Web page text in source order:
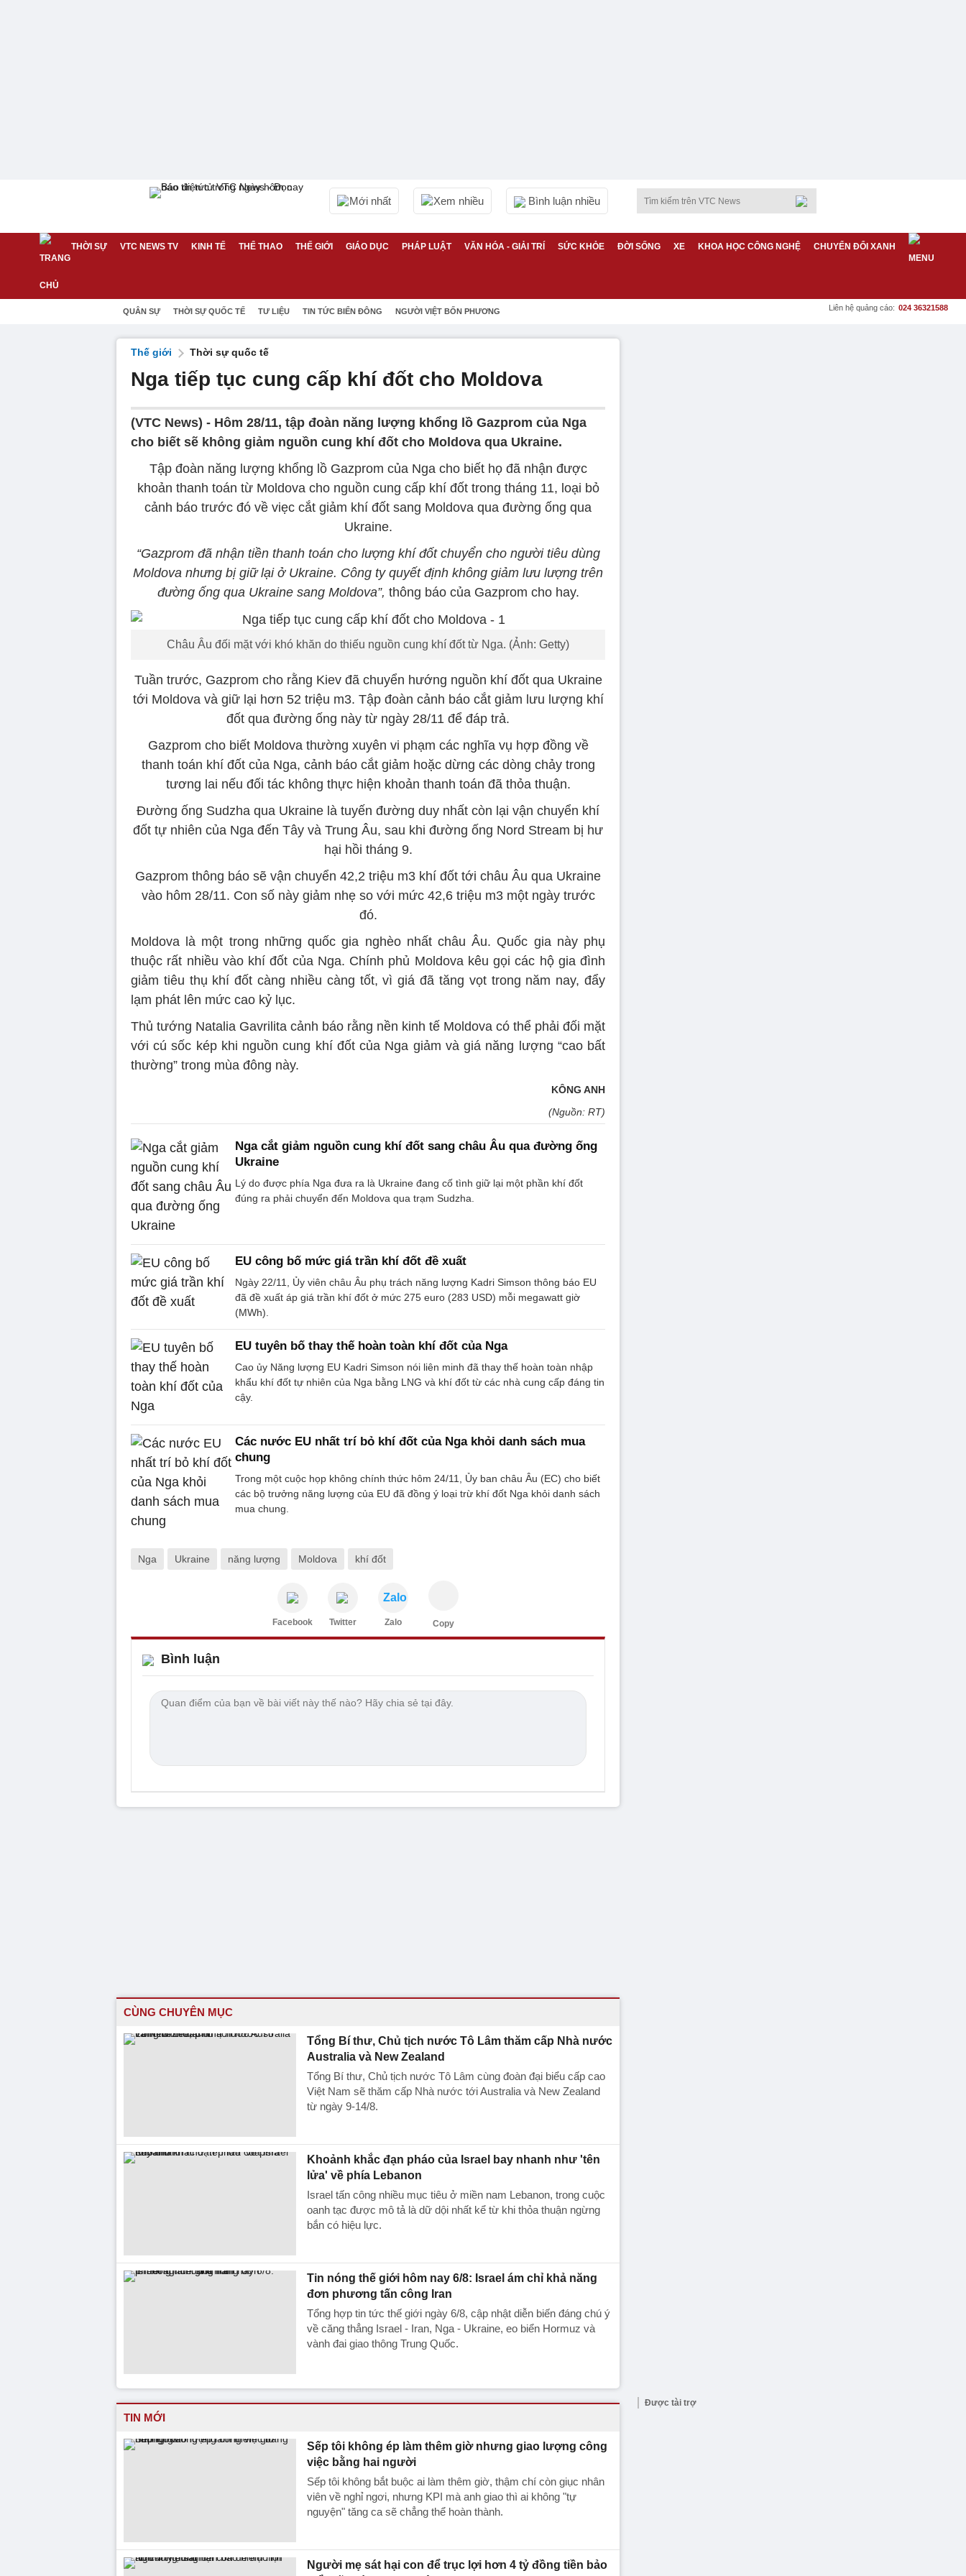
Mới nhất Xem nhiều Bình luận nhiều
THỜI SỰ VTC NEWS TV KINH TẾ THỂ THAO THẾ GIỚI GIÁO DỤC PHÁP LUẬT VĂN HÓA - GIẢI TRÍ SỨC KHỎE ĐỜI SỐNG XE KHOA HỌC CÔNG NGHỆ CHUYỂN ĐỔI XANH
QUÂN SỰ THỜI SỰ QUỐC TẾ TƯ LIỆU TIN TỨC BIỂN ĐÔNG NGƯỜI VIỆT BỐN PHƯƠNG Liên hệ quảng cáo: 024 36321588
Thế giới Thời sự quốc tế
Nga tiếp tục cung cấp khí đốt cho Moldova
(VTC News) - Hôm 28/11, tập đoàn năng lượng khổng lồ Gazprom của Nga
cho biết sẽ không giảm nguồn cung khí đốt cho Moldova qua Ukraine.
Tập đoàn năng lượng khổng lồ Gazprom của Nga cho biết họ đã nhận được
khoản thanh toán từ Moldova cho nguồn cung cấp khí đốt trong tháng 11, loại bỏ
cảnh báo trước đó về viẹc cắt giảm khí đốt sang Moldova qua đường ống qua
Ukraine.
“Gazprom đã nhận tiền thanh toán cho lượng khí đốt chuyển cho người tiêu dùng
Moldova nhưng bị giữ lại ở Ukraine. Công ty quyết định không giảm lưu lượng trên
đường ống qua Ukraine sang Moldova”, thông báo của Gazprom cho hay.
Châu Âu đối mặt với khó khăn do thiếu nguồn cung khí đốt từ Nga. (Ảnh: Getty)
Tuần trước, Gazprom cho rằng Kiev đã chuyển hướng nguồn khí đốt qua Ukraine
tới Moldova và giữ lại hơn 52 triệu m3. Tập đoàn cảnh báo cắt giảm lưu lượng khí
đốt qua đường ống này từ ngày 28/11 để đáp trả.
Gazprom cho biết Moldova thường xuyên vi phạm các nghĩa vụ hợp đồng về
thanh toán khí đốt của Nga, cảnh báo cắt giảm hoặc dừng các dòng chảy trong
tương lai nếu đối tác không thực hiện khoản thanh toán đã thỏa thuận.
Đường ống Sudzha qua Ukraine là tuyến đường duy nhất còn lại vận chuyển khí
đốt tự nhiên của Nga đến Tây và Trung Âu, sau khi đường ống Nord Stream bị hư
hại hồi tháng 9.
Gazprom thông báo sẽ vận chuyển 42,2 triệu m3 khí đốt tới châu Âu qua Ukraine
vào hôm 28/11. Con số này giảm nhẹ so với mức 42,6 triệu m3 một ngày trước
đó.
Moldova là một trong những quốc gia nghèo nhất châu Âu. Quốc gia này phụ
thuộc rất nhiều vào khí đốt của Nga. Chính phủ Moldova kêu gọi các hộ gia đình
giảm tiêu thụ khí đốt càng nhiều càng tốt, vì giá đã tăng vọt trong năm nay, đẩy
lạm phát lên mức cao kỷ lục.
Thủ tướng Natalia Gavrilita cảnh báo rằng nền kinh tế Moldova có thể phải đối mặt
với cú sốc kép khi nguồn cung khí đốt của Nga giảm và giá năng lượng “cao bất
thường” trong mùa đông này.
KÔNG ANH
(Nguồn: RT)
Nga cắt giảm nguồn cung khí đốt sang châu Âu qua đường ống
Ukraine
Lý do được phía Nga đưa ra là Ukraine đang cố tình giữ lại một phần khí đốt
đúng ra phải chuyển đến Moldova qua trạm Sudzha.
EU công bố mức giá trần khí đốt đề xuất
Ngày 22/11, Ủy viên châu Âu phụ trách năng lượng Kadri Simson thông báo EU
đã đề xuất áp giá trần khí đốt ở mức 275 euro (283 USD) mỗi megawatt giờ
(MWh).
EU tuyên bố thay thế hoàn toàn khí đốt của Nga
Cao ủy Năng lượng EU Kadri Simson nói liên minh đã thay thế hoàn toàn nhập
khẩu khí đốt tự nhiên của Nga bằng LNG và khí đốt từ các nhà cung cấp đáng tin
cậy.
Các nước EU nhất trí bỏ khí đốt của Nga khỏi danh sách mua
chung
Trong một cuộc họp không chính thức hôm 24/11, Ủy ban châu Âu (EC) cho biết
các bộ trưởng năng lượng của EU đã đồng ý loại trừ khí đốt Nga khỏi danh sách
mua chung.
Nga Ukraine năng lượng Moldova khí đốt
Facebook Twitter
Zalo
Zalo Copy
Bình luận
CÙNG CHUYÊN MỤC
Tổng Bí thư, Chủ tịch nước Tô Lâm thăm cấp Nhà nước
Australia và New Zealand
Tổng Bí thư, Chủ tịch nước Tô Lâm cùng đoàn đại biểu cấp cao
Việt Nam sẽ thăm cấp Nhà nước tới Australia và New Zealand
từ ngày 9-14/8.
Khoảnh khắc đạn pháo của Israel bay nhanh như 'tên
lửa' về phía Lebanon
Israel tấn công nhiều mục tiêu ở miền nam Lebanon, trong cuộc
oanh tạc được mô tả là dữ dội nhất kể từ khi thỏa thuận ngừng
bắn có hiệu lực.
Tin nóng thế giới hôm nay 6/8: Israel ám chỉ khả năng
đơn phương tấn công Iran
Tổng hợp tin tức thế giới ngày 6/8, cập nhật diễn biến đáng chú ý
về căng thẳng Israel - Iran, Nga - Ukraine, eo biển Hormuz và
vành đai giao thông Trung Quốc.
TIN MỚI
Sếp tôi không ép làm thêm giờ nhưng giao lượng công
việc bằng hai người
Sếp tôi không bắt buộc ai làm thêm giờ, thậm chí còn giục nhân
viên về nghỉ ngơi, nhưng KPI mà anh giao thì ai không "tự
nguyện" tăng ca sẽ chẳng thể hoàn thành.
Người mẹ sát hại con để trục lợi hơn 4 tỷ đồng tiền bảo
Được tài trợ